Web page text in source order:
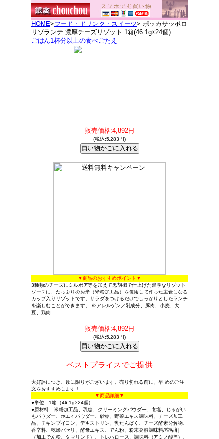
HOME>フード・ドリンク・スイーツ> ポッカサッポロ
リゾランテ 濃厚チーズリゾット 1箱(46.1g×24個)
ごはん1杯分以上の食べごたえ
販売価格:4,892円
(税込:5,283円)
▼商品のおすすめポイント▼
3種類のチーズにミルポア等を加えて黒胡椒で仕上げた濃厚なリゾット
ソースに、たっぷりのお米（米粉加工品）を使用して作った主食になる
カップ入りリゾットです。サラダをつけるだけでしっかりとしたランチ
を楽しむことができます。 ※アレルゲン／乳成分、豚肉、小麦、大
豆、鶏肉
販売価格:4,892円
(税込:5,283円)
ベストプライスでご提供
大好評につき、数に限りがございます。売り切れる前に、早 めのご注
文をおすすめします！
▼商品詳細▼
●単位 1箱（46.1g×24個）
●原材料 米粉加工品、乳糖、クリーミングパウダー、食塩、じゃがい
もパウダー、ホエイパウダー、砂糖、野菜エキス調味料、チーズ加工
品、チキンブイヨン、デキストリン、乳たんぱく、チーズ酵素分解物、
香辛料、乾燥パセリ、酵母エキス、でん粉、粉末発酵調味料/増粘剤
（加工でん粉、タマリンド）、トレハロース、調味料（アミノ酸等）、